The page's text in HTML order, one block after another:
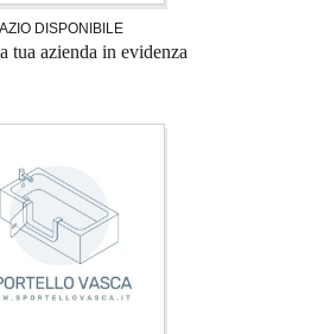
DISPONIBILE
tua azienda in evidenza